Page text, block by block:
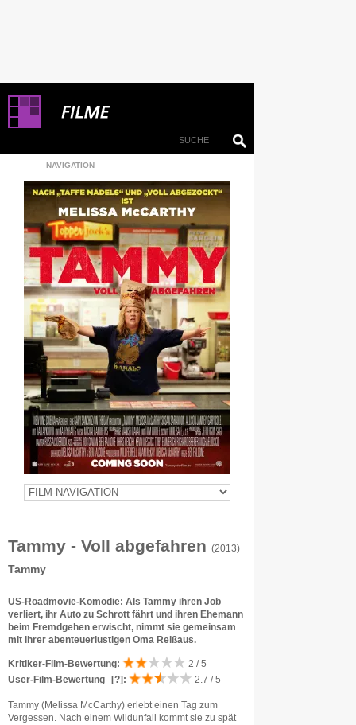
NAVIGATION
Tammy - Voll abgefahren (2013)
Tammy
US-Roadmovie-Komödie: Als Tammy ihren Job
verliert, ihr Auto zu Schrott fährt und ihren Ehemann
beim Fremdgehen erwischt, nimmt sie gemeinsam
mit ihrer abenteuerlustigen Oma Reißaus.
Kritiker-Film-Bewertung:
2 / 5
User-Film-Bewertung
[?] : 2.7 / 5
Tammy (Melissa McCarthy) erlebt einen Tag zum
Vergessen. Nach einem Wildunfall kommt sie zu spät